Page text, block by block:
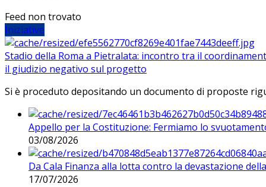
Feed non trovato
Iniziative
Stadio della Roma a Pietralata: incontro tra il
il giudizio negativo sul progetto
Si è proceduto depositando un documento di proposte
Appello per la Costituzione: Fermiamo lo
03/08/2026
Da Cala Finanza alla lotta contro la devastazione
17/07/2026